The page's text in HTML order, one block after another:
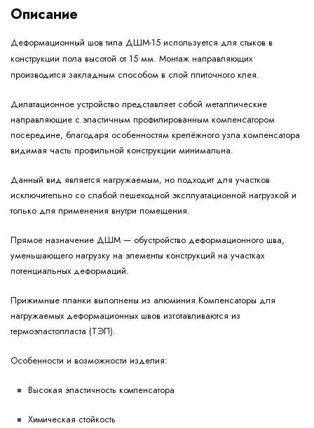
Описание
Деформационный шов типа ДШМ-15 используется для стыков в
конструкции пола высотой от 15 мм. Монтаж направляющих
производится закладным способом в слой плиточного клея.
Дилатационное устройство представляет собой металлические
направляющие с эластичным профилированным компенсатором
посередине, благодаря особенностям крепёжного узла компенсатора
видимая часть профильной конструкции минимальна.
Данный вид является нагружаемым, но подходит для участков
исключительно со слабой пешеходной эксплуатационной нагрузкой и
только для применения внутри помещения.
Прямое назначение ДШМ — обустройство деформационного шва,
уменьшающего нагрузку на элементы конструкций на участках
потенциальных деформаций.
Прижимные планки выполнены из алюминия.Компенсаторы для
нагружаемых деформационных швов изготавливаются из
термоэластопласта (ТЭП).
Особенности и возможности изделия:
Высокая эластичность компенсатора
Химическая стойкость